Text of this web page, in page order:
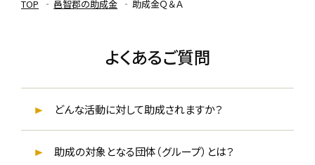
TOP 邑智郡の助成金 助成金Ｑ＆Ａ
よくあるご質問
どんな活動に対して助成されますか？
助成の対象となる団体（グループ）とは？